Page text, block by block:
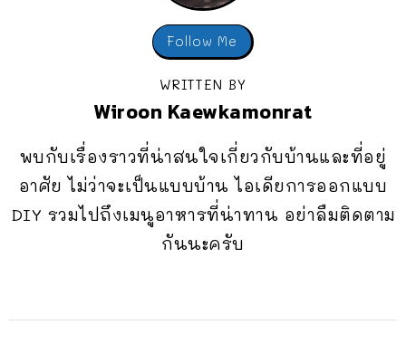
Follow Me
WRITTEN BY
Wiroon Kaewkamonrat
พบกับเรื่องราวที่น่าสนใจเกี่ยวกับบ้านและที่อยู่
อาศัย ไม่ว่าจะเป็นแบบบ้าน ไอเดียการออกแบบ
DIY รวมไปถึงเมนูอาหารที่น่าทาน อย่าลืมติดตาม
กันนะครับ